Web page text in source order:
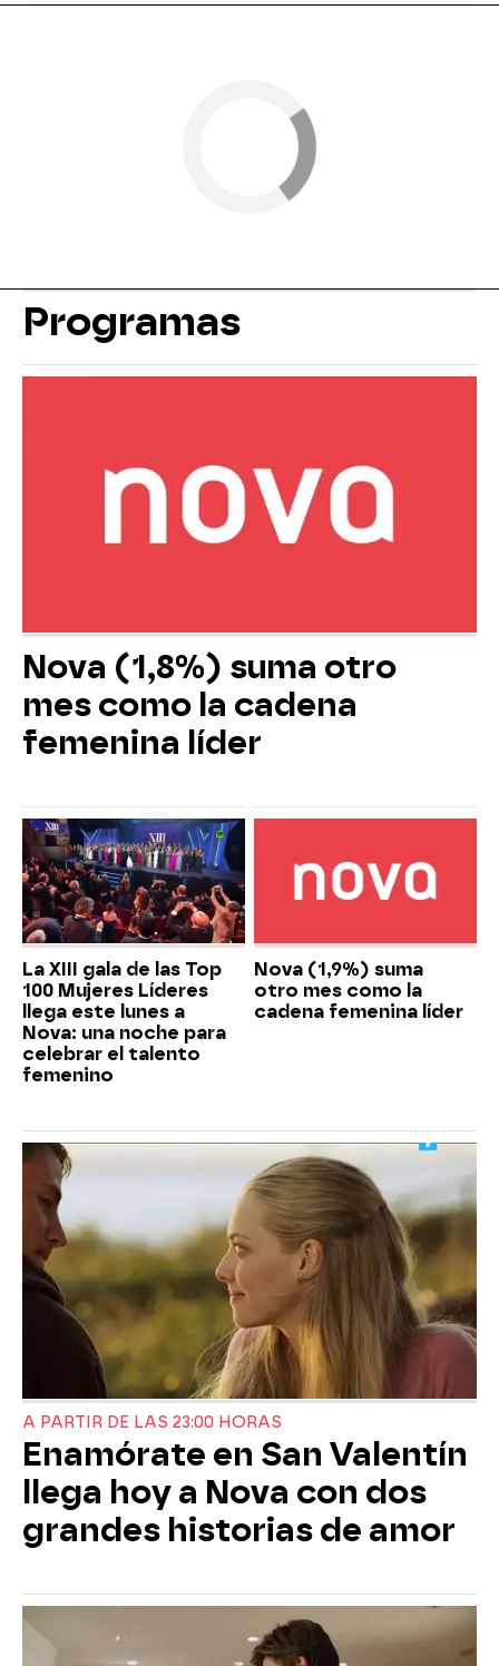
Programas
Nova (1,8%) suma otro
mes como la cadena
femenina líder
La XIII gala de las Top
100 Mujeres Líderes
llega este lunes a
Nova: una noche para
celebrar el talento
femenino
Nova (1,9%) suma
otro mes como la
cadena femenina líder
A PARTIR DE LAS 23:00 HORAS
Enamórate en San Valentín
llega hoy a Nova con dos
grandes historias de amor